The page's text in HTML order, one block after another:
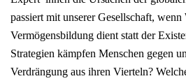
passiert mit unserer Gesellschaft, wenn
Vermögensbildung dient statt der
Strategien kämpfen Menschen gegen
Verdrängung aus ihren Vierteln?